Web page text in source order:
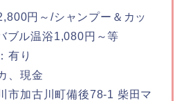
円～/シャンプー＆カッ
ブル温浴1,080円～等
有り
、現金
市加古川町備後78-1 柴田マ